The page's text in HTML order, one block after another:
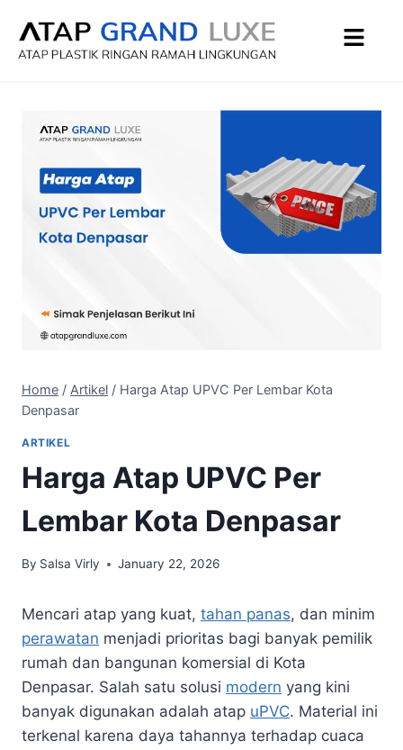
Home / Artikel / Harga Atap UPVC Per Lembar Kota
Denpasar
ARTIKEL
Harga Atap UPVC Per
Lembar Kota Denpasar
By Salsa Virly January 22, 2026
Mencari atap yang kuat, tahan panas, dan minim
perawatan menjadi prioritas bagi banyak pemilik
rumah dan bangunan komersial di Kota
Denpasar. Salah satu solusi modern yang kini
banyak digunakan adalah atap uPVC. Material ini
terkenal karena daya tahannya terhadap cuaca